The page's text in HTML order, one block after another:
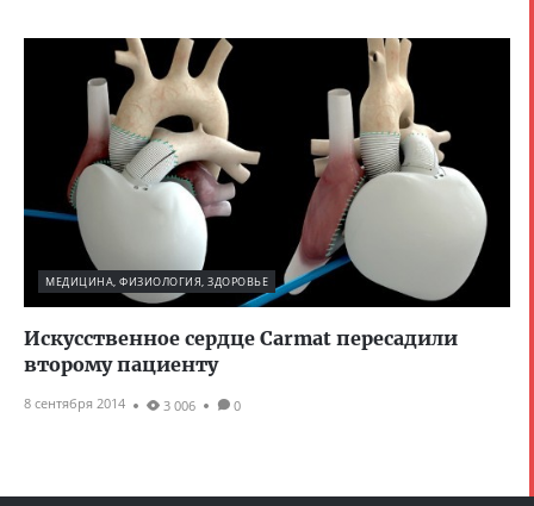
МЕДИЦИНА, ФИЗИОЛОГИЯ, ЗДОРОВЬЕ
Искусственное сердце Carmat пересадили
второму пациенту
8 сентября 2014 3 006 0